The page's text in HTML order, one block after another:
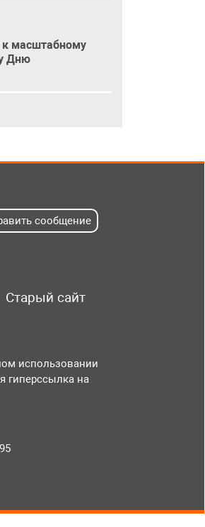
к масштабному
Дню
сообщение
Старый сайт
использовании
гиперссылка на